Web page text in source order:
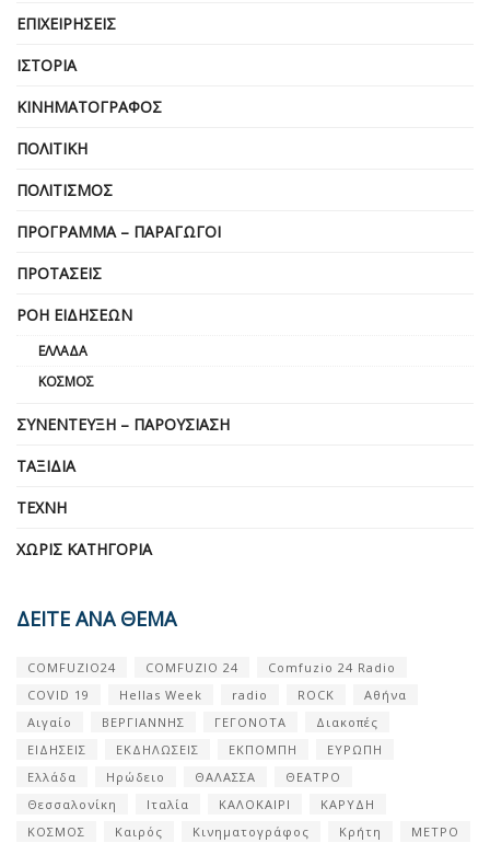
ΕΠΙΧΕΙΡΗΣΕΙΣ
ΙΣΤΟΡΊΑ
ΚΙΝΗΜΑΤΟΓΡΆΦΟΣ
ΠΟΛΙΤΙΚΉ
ΠΟΛΙΤΙΣΜΌΣ
ΠΡΌΓΡΑΜΜΑ – ΠΑΡΑΓΩΓΟΊ
ΠΡΟΤΆΣΕΙΣ
ΡΟΉ ΕΙΔΉΣΕΩΝ
ΕΛΛΆΔΑ
ΚΌΣΜΟΣ
ΣΥΝΈΝΤΕΥΞΗ – ΠΑΡΟΥΣΊΑΣΗ
ΤΑΞΊΔΙΑ
ΤΈΧΝΗ
ΧΩΡΊΣ ΚΑΤΗΓΟΡΊΑ
ΔΕΙΤΕ ΑΝΑ ΘΕΜΑ
COMFUZIO24 COMFUZIO 24
Comfuzio 24 Radio
COVID 19
Hellas Week radio ROCK
Αθήνα
Αιγαίο
ΒΕΡΓΙΑΝΝΗΣ ΓΕΓΟΝΟΤΑ
Διακοπές
ΕΙΔΗΣΕΙΣ
ΕΚΔΗΛΩΣΕΙΣ ΕΚΠΟΜΠΗ
ΕΥΡΩΠΗ
Ελλάδα
Ηρώδειο ΘΑΛΑΣΣΑ
ΘΕΑΤΡΟ
Θεσσαλονίκη
Ιταλία ΚΑΛΟΚΑΙΡΙ
ΚΑΡΥΔΗ
ΚΟΣΜΟΣ
Καιρός Κινηματογράφος Κρήτη ΜΕΤΡΟ